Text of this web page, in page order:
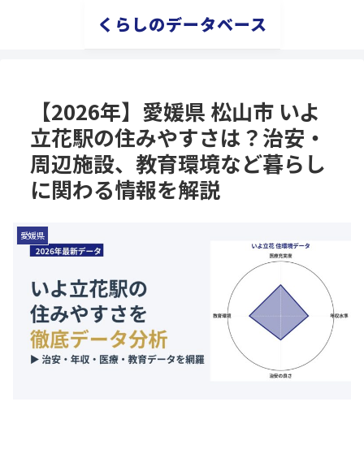
くらしのデータベース
【2026年】愛媛県 松山市 いよ
立花駅の住みやすさは？治安・
周辺施設、教育環境など暮らし
に関わる情報を解説
愛媛県